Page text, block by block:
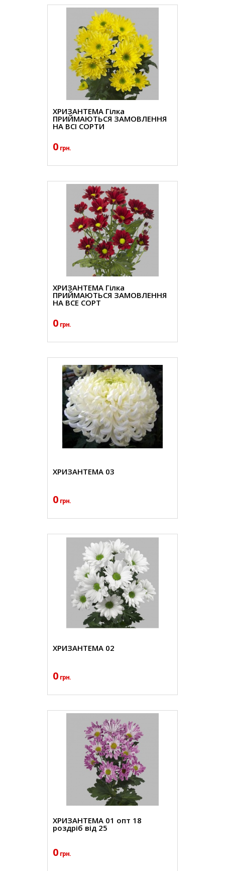
ХРИЗАНТЕМА Гілка
ПРИЙМАЮТЬСЯ ЗАМОВЛЕННЯ
НА ВСІ СОРТИ
0 грн.
ХРИЗАНТЕМА Гілка
ПРИЙМАЮТЬСЯ ЗАМОВЛЕННЯ
НА ВСЕ СОРТ
0 грн.
ХРИЗАНТЕМА 03
0 грн.
ХРИЗАНТЕМА 02
0 грн.
ХРИЗАНТЕМА 01 опт 18
роздріб від 25
0 грн.